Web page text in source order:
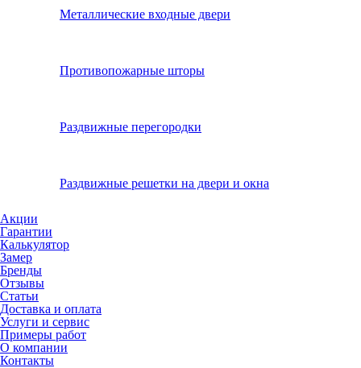
Металлические входные двери
Противопожарные шторы
Раздвижные перегородки
Раздвижные решетки на двери и окна
Акции
Гарантии
Калькулятор
Замер
Бренды
Отзывы
Статьи
Доставка и оплата
Услуги и сервис
Примеры работ
О компании
Контакты